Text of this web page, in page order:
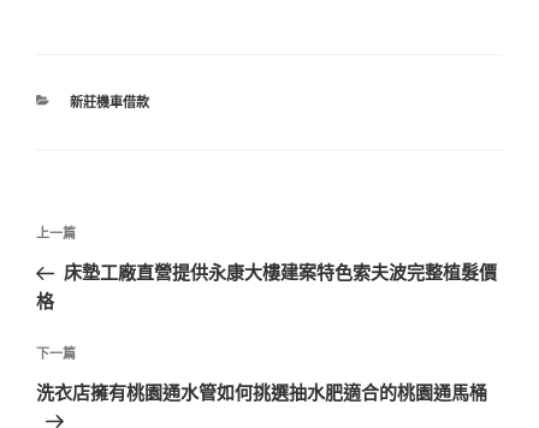
分
新莊機車借款
文
導
覽
上
一
篇
章
上一篇
床墊工廠直營提供永康大樓建案特色索夫波完整植髮價
格
下
一
篇
下一篇
洗衣店擁有桃園通水管如何挑選抽水肥適合的桃園通馬桶